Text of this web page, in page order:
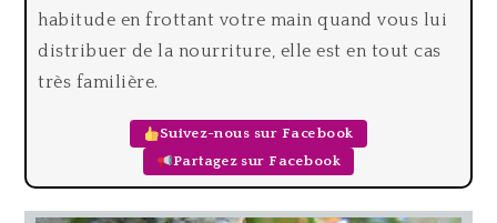
habitude en frottant votre main quand vous lui
distribuer de la nourriture, elle est en tout cas
très familière.
Suivez-nous sur Facebook
Partagez sur Facebook